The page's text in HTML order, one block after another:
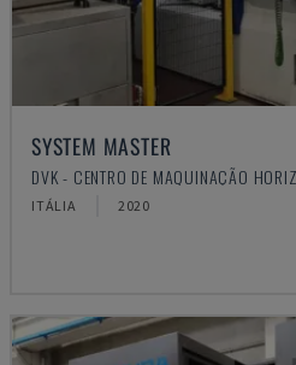
SYSTEM MASTER
DVK - CENTRO DE MAQUINAÇÃO
ITÁLIA 2020